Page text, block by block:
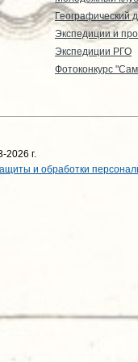
Географический
Экспедиции и
Экспедиции РГО
Фотоконкурс
2026 г.
и обработки